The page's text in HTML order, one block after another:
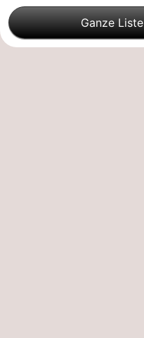
-
Parken
Reisebuchshop
Ganze Liste